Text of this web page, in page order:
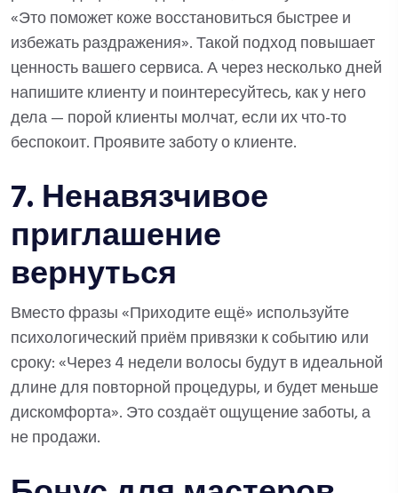
«Это поможет коже восстановиться быстрее и
избежать раздражения». Такой подход повышает
ценность вашего сервиса. А через несколько дней
напишите клиенту и поинтересуйтесь, как у него
дела — порой клиенты молчат, если их что-то
беспокоит. Проявите заботу о клиенте.
7. Ненавязчивое
приглашение
вернуться
Вместо фразы «Приходите ещё» используйте
психологический приём привязки к событию или
сроку: «Через 4 недели волосы будут в идеальной
длине для повторной процедуры, и будет меньше
дискомфорта». Это создаёт ощущение заботы, а
не продажи.